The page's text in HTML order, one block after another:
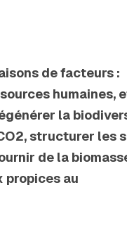
de facteurs :
humaines,
la
structurer les
de la
propices au